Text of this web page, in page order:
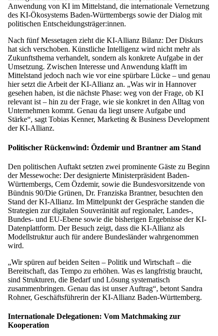
Anwendung von KI im Mittelstand, die internationale Vernetzung
des KI-Ökosystems Baden-Württembergs sowie der Dialog mit
politischen Entscheidungsträger:innen.
Nach fünf Messetagen zieht die KI-Allianz Bilanz: Der Diskurs
hat sich verschoben. Künstliche Intelligenz wird nicht mehr als
Zukunftsthema verhandelt, sondern als konkrete Aufgabe in der
Umsetzung. Zwischen Interesse und Anwendung klafft im
Mittelstand jedoch nach wie vor eine spürbare Lücke – und genau
hier setzt die Arbeit der KI-Allianz an. „Was wir in Hannover
gesehen haben, ist die nächste Phase: weg von der Frage, ob KI
relevant ist – hin zu der Frage, wie sie konkret in den Alltag von
Unternehmen kommt. Genau da liegt unsere Aufgabe und
Stärke“, sagt Tobias Kenner, Marketing & Business Development
der KI-Allianz.
Politischer Rückenwind: Özdemir und Brantner am Stand
Den politischen Auftakt setzten zwei prominente Gäste zu Beginn
der Messewoche: Der designierte Ministerpräsident Baden-
Württembergs, Cem Özdemir, sowie die Bundesvorsitzende von
Bündnis 90/Die Grünen, Dr. Franziska Brantner, besuchten den
Stand der KI-Allianz. Im Mittelpunkt der Gespräche standen die
Strategien zur digitalen Souveränität auf regionaler, Landes-,
Bundes- und EU-Ebene sowie die bisherigen Ergebnisse der KI-
Datenplattform. Der Besuch zeigt, dass die KI-Allianz als
Modellstruktur auch für andere Bundesländer wahrgenommen
wird.
„Wir spüren auf beiden Seiten – Politik und Wirtschaft – die
Bereitschaft, das Tempo zu erhöhen. Was es langfristig braucht,
sind Strukturen, die Bedarf und Lösung systematisch
zusammenbringen. Genau das ist unser Auftrag“, betont Sandra
Rohner, Geschäftsführerin der KI-Allianz Baden-Württemberg.
Internationale Delegationen: Vom Matchmaking zur
Kooperation